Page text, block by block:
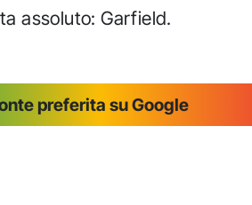
assoluto: Garfield.
preferita su Google